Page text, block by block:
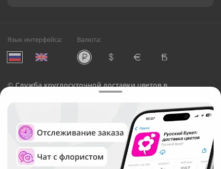
Язык интерфейса: Валюта:
©Служба круглосуточной доставки цветов в
Русский Букет, 2026
Общество с ограниченной ответственностью «Технология»
ОГРН: 1195476081745, ИНН: 5410081997
Юридический адрес: г. Новосибирск, ул. Ипподромская,
д.42, оф. 3